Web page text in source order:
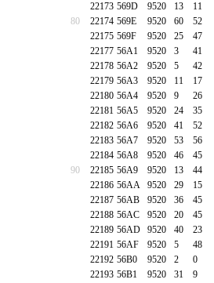
22173 569D 9520 13 11
80
22174 569E 9520 60 52
22175 569F 9520 25 47
22177 56A1 9520 3 41
22178 56A2 9520 5 42
22179 56A3 9520 11 17
22180 56A4 9520 9 26
22181 56A5 9520 24 35
22182 56A6 9520 41 52
22183 56A7 9520 53 56
22184 56A8 9520 46 45
90
22185 56A9 9520 13 44
22186 56AA 9520 29 15
22187 56AB 9520 36 45
22188 56AC 9520 20 45
22189 56AD 9520 40 23
22191 56AF 9520 5 48
22192 56B0 9520 2 0
22193 56B1 9520 31 9